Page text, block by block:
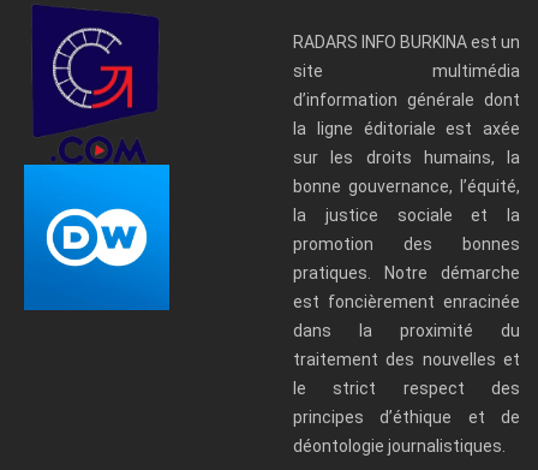
RADARS INFO BURKINA est un
site multimédia
d’information générale dont
la ligne éditoriale est axée
sur les droits humains, la
bonne gouvernance, l’équité,
la justice sociale et la
promotion des bonnes
pratiques. Notre démarche
est foncièrement enracinée
dans la proximité du
traitement des nouvelles et
le strict respect des
principes d’éthique et de
déontologie journalistiques.